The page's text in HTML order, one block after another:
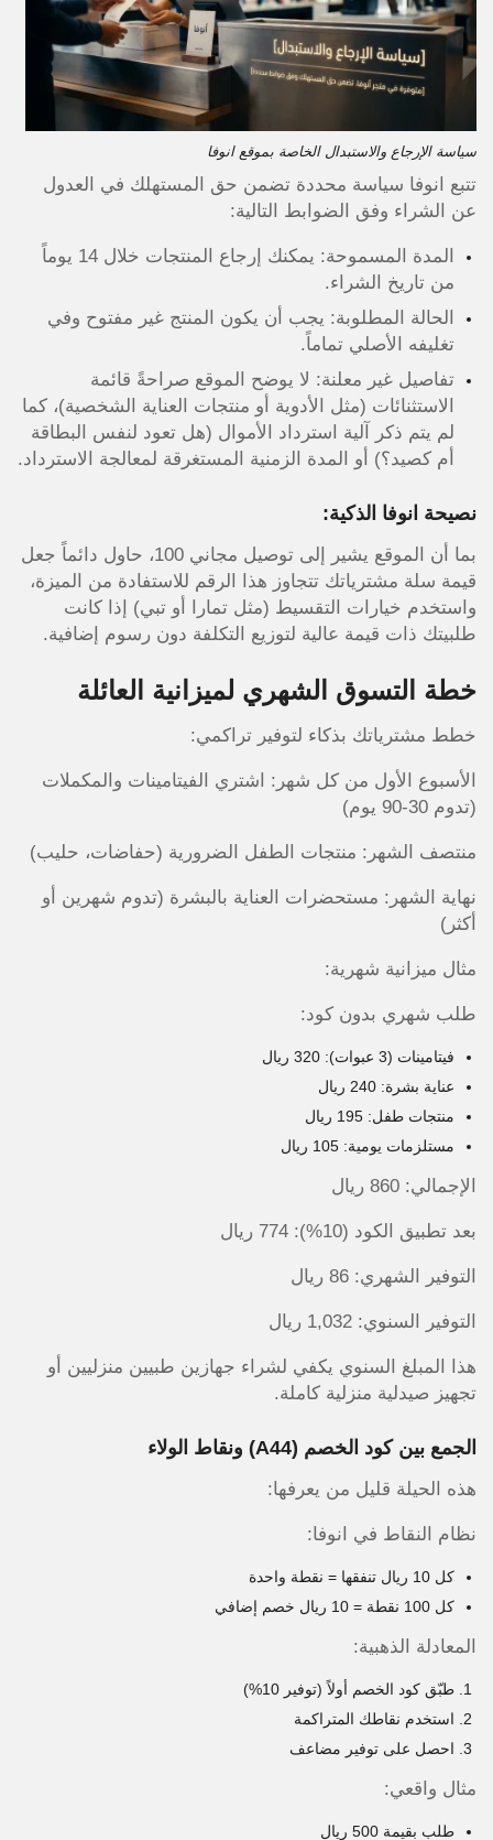
سياسة الإرجاع والاستبدال الخاصة بموقع انوفا
تتبع انوفا سياسة محددة تضمن حق المستهلك في العدول
عن الشراء وفق الضوابط التالية:
المدة المسموحة: يمكنك إرجاع المنتجات خلال 14 يوماً
من تاريخ الشراء.
الحالة المطلوبة: يجب أن يكون المنتج غير مفتوح وفي
تغليفه الأصلي تماماً.
تفاصيل غير معلنة: لا يوضح الموقع صراحةً قائمة
الاستثنائات (مثل الأدوية أو منتجات العناية الشخصية)، كما
لم يتم ذكر آلية استرداد الأموال (هل تعود لنفس البطاقة
أم كصيد؟) أو المدة الزمنية المستغرقة لمعالجة الاسترداد.
نصيحة انوفا الذكية:
بما أن الموقع يشير إلى توصيل مجاني 100، حاول دائماً جعل
قيمة سلة مشترياتك تتجاوز هذا الرقم للاستفادة من الميزة،
واستخدم خيارات التقسيط (مثل تمارا أو تبي) إذا كانت
طلبيتك ذات قيمة عالية لتوزيع التكلفة دون رسوم إضافية.
خطة التسوق الشهري لميزانية العائلة
خطط مشترياتك بذكاء لتوفير تراكمي:
الأسبوع الأول من كل شهر: اشتري الفيتامينات والمكملات
(تدوم 30-90 يوم)
منتصف الشهر: منتجات الطفل الضرورية (حفاضات، حليب)
نهاية الشهر: مستحضرات العناية بالبشرة (تدوم شهرين أو
أكثر)
مثال ميزانية شهرية:
طلب شهري بدون كود:
فيتامينات (3 عبوات): 320 ريال
عناية بشرة: 240 ريال
منتجات طفل: 195 ريال
مستلزمات يومية: 105 ريال
الإجمالي: 860 ريال
بعد تطبيق الكود (10%): 774 ريال
التوفير الشهري: 86 ريال
التوفير السنوي: 1,032 ريال
هذا المبلغ السنوي يكفي لشراء جهازين طبيين منزليين أو
تجهيز صيدلية منزلية كاملة.
الجمع بين كود الخصم (A44) ونقاط الولاء
هذه الحيلة قليل من يعرفها:
نظام النقاط في انوفا:
كل 10 ريال تنفقها = نقطة واحدة
كل 100 نقطة = 10 ريال خصم إضافي
المعادلة الذهبية:
طبّق كود الخصم أولاً (توفير 10%)
استخدم نقاطك المتراكمة
احصل على توفير مضاعف
مثال واقعي:
طلب بقيمة 500 ريال